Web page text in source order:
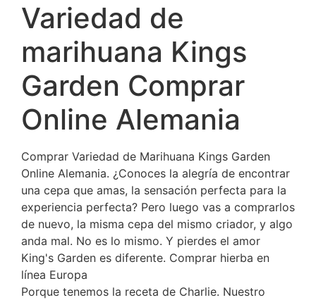
Variedad de
marihuana Kings
Garden Comprar
Online Alemania
Comprar Variedad de Marihuana Kings Garden
Online Alemania. ¿Conoces la alegría de encontrar
una cepa que amas, la sensación perfecta para la
experiencia perfecta? Pero luego vas a comprarlos
de nuevo, la misma cepa del mismo criador, y algo
anda mal. No es lo mismo. Y pierdes el amor
King's Garden es diferente. Comprar hierba en
línea Europa
Porque tenemos la receta de Charlie. Nuestro